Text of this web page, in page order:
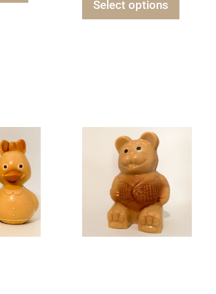
Select options